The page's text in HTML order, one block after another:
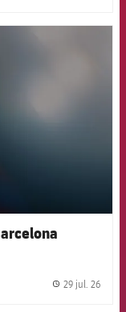
29 jul. 26